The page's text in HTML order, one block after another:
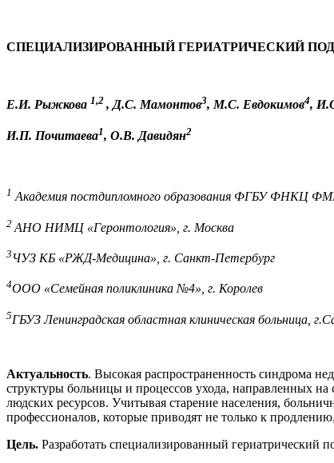
СПЕЦИАЛИЗИРОВАННЫЙ ГЕРИАТРИЧЕСКИЙ
Е.И. Рыжкова 1,2 , Д.С. Мамонтов3, М.С. Евдокимов4,
И.П. Почитаева1, О.В. Давидян2
1 Академия постдипломного образования ФГБУ ФНКЦ
2 АНО НИМЦ «Геронтология», г. Москва
3ЧУЗ КБ «РЖД-Медицина», г. Санкт-Петербург
4ООО «Семейная поликлиника №4», г. Королев
5ГБУЗ Ленинградская областная клиническая больница,
Актуальность. Высокая распространенность синдрома
структуры больницы и процессов ухода, направленных
людских ресурсов. Учитывая старение населения,
профессионалов, которые приводят не только к
Цель. Разработать специализированный